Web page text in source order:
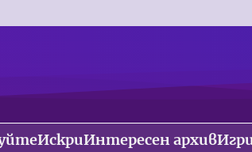
ИскриИнтересен архив